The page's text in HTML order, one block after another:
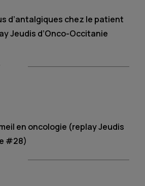
d’antalgiques chez le patient
Jeudis d’Onco-Occitanie
en oncologie (replay Jeudis
#28)